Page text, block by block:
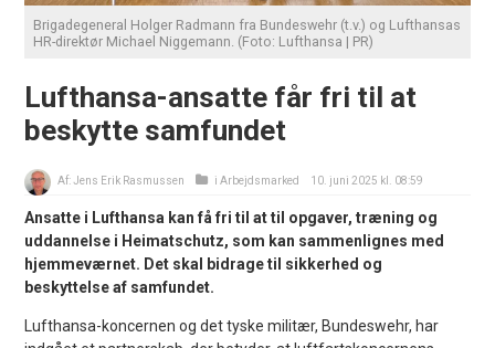
Brigadegeneral Holger Radmann fra Bundeswehr (t.v.) og Lufthansas
HR-direktør Michael Niggemann. (Foto: Lufthansa | PR)
Lufthansa-ansatte får fri til at
beskytte samfundet
Af:Jens Erik Rasmussen iArbejdsmarked 10. juni 2025 kl. 08:59
Ansatte i Lufthansa kan få fri til at til opgaver, træning og
uddannelse i Heimatschutz, som kan sammenlignes med
hjemmeværnet. Det skal bidrage til sikkerhed og
beskyttelse af samfundet.
Lufthansa-koncernen og det tyske militær, Bundeswehr, har